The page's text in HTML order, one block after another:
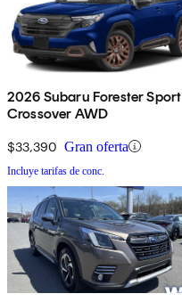
2026 Subaru Forester Sport
Crossover AWD
$33,390 Gran oferta
Incluye tarifas de conc.